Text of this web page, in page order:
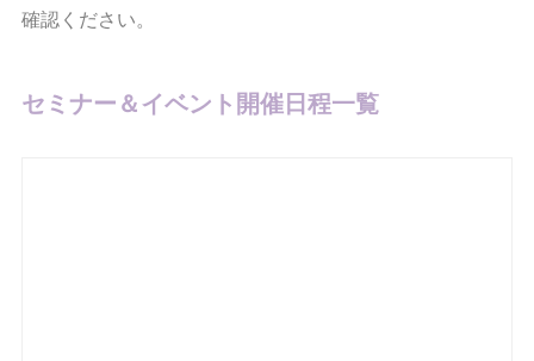
確認ください。
セミナー＆イベント開催日程一覧